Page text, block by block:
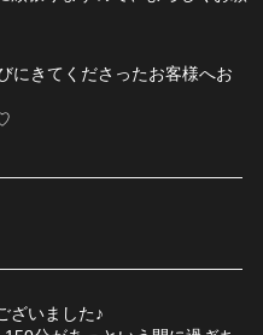
にきてくださったお客様へお
ざいました♪